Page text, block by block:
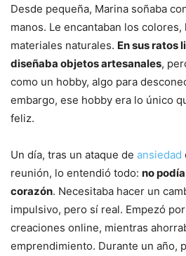
Desde pequeña, Marina soñaba
manos. Le encantaban los
materiales naturales. En sus ratos
diseñaba objetos artesanales,
como un hobby, algo para
embargo, ese hobby era lo único
feliz.
Un día, tras un ataque de ansiedad
reunión, lo entendió todo: no
corazón. Necesitaba hacer un
impulsivo, pero sí real. Empezó
creaciones online, mientras
emprendimiento. Durante un año,